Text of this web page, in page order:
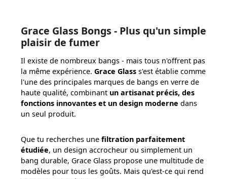
Grace Glass Bongs - Plus qu'un simple
plaisir de fumer
Il existe de nombreux bangs - mais tous n'offrent pas
la même expérience. Grace Glass s'est établie comme
l'une des principales marques de bangs en verre de
haute qualité, combinant un artisanat précis, des
fonctions innovantes et un design moderne dans
un seul produit.
Que tu recherches une filtration parfaitement
étudiée, un design accrocheur ou simplement un
bang durable, Grace Glass propose une multitude de
modèles pour tous les goûts. Mais qu'est-ce qui rend